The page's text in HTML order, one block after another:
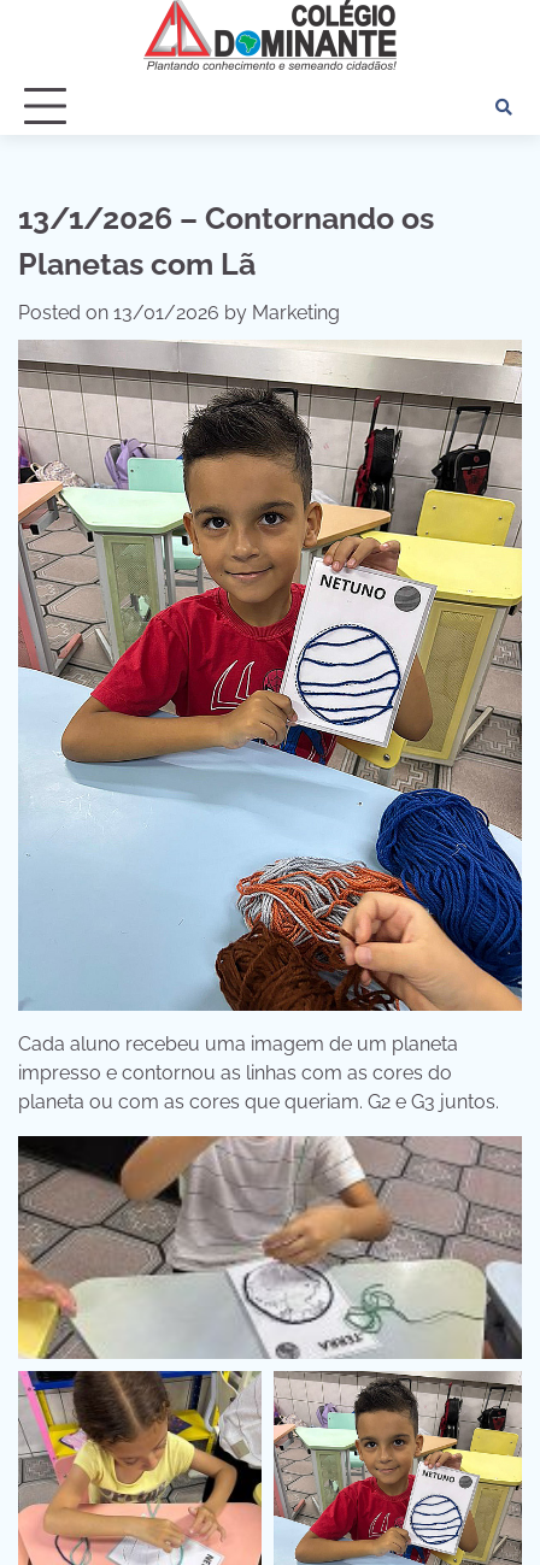
13/1/2026 – Contornando os
Planetas com Lã
Posted on 13/01/2026 by Marketing
Cada aluno recebeu uma imagem de um planeta
impresso e contornou as linhas com as cores do
planeta ou com as cores que queriam. G2 e G3 juntos.